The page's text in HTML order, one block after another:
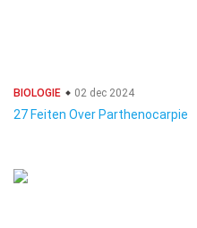
BIOLOGIE 02 dec 2024
27 Feiten Over Parthenocarpie